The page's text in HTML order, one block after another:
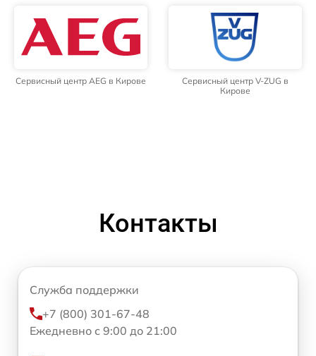
Сервисный центр AEG в Кирове
Сервисный центр V-ZUG в
Кирове
Контакты
Служба поддержки
+7 (800) 301-67-48
Ежедневно с 9:00 до 21:00